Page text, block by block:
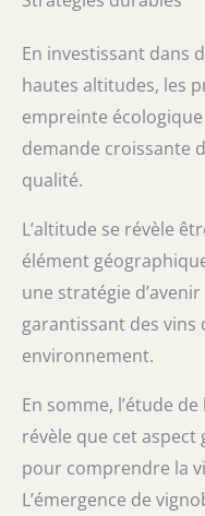
En investissant dans
hautes altitudes, les
empreinte
demande croissante
qualité.
L’altitude se révèle
élément
une stratégie
garantissant des vins
environnement.
En somme, l’étude
révèle que cet
pour comprendre la
L’émergence de